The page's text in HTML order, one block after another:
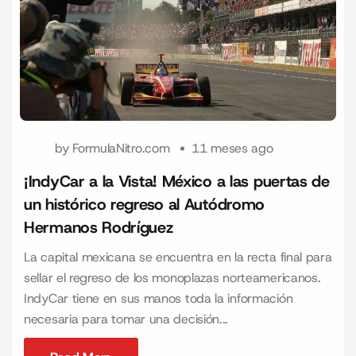
by FormulaNitro.com 11 meses ago
¡IndyCar a la Vista! México a las puertas de
un histórico regreso al Autódromo
Hermanos Rodríguez
La capital mexicana se encuentra en la recta final para
sellar el regreso de los monoplazas norteamericanos.
IndyCar tiene en sus manos toda la información
necesaria para tomar una decisión...